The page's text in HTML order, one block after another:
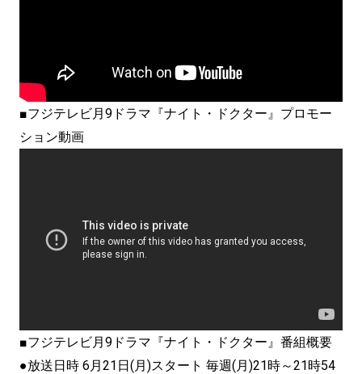
■フジテレビ月9ドラマ『ナイト・ドクター』プロモー
ション動画
■フジテレビ月9ドラマ『ナイト・ドクター』番組概要
●放送日時 6月21日(月)スタート 毎週(月)21時～21時54